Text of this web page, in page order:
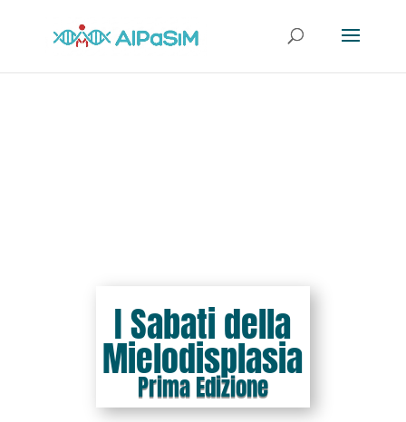
I Sabati della
Mielodisplasia
Prima Edizione